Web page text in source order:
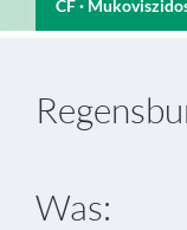
CF ·
Was: